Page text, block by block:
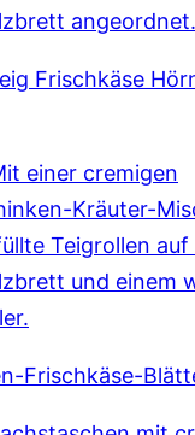
Frischkäse
Frischkäse-